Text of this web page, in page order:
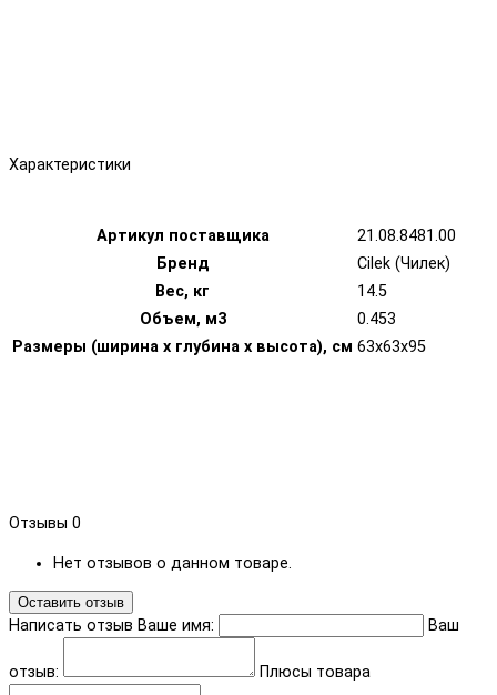
Характеристики
Артикул поставщика
21.08.8481.00
Бренд
Cilek (Чилек)
Вес, кг
14.5
Объем, м3
0.453
Размеры (ширина х глубина х высота), см 63x63x95
Отзывы 0
Нет отзывов о данном товаре.
Оставить отзыв
Написать отзыв Ваше имя: Ваш
отзыв: Плюсы товара